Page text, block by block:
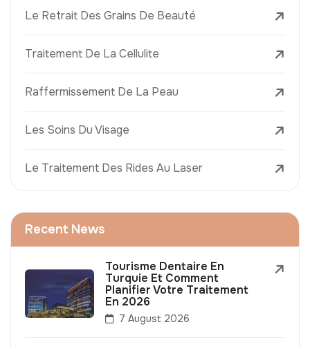
Le Retrait Des Grains De Beauté
Traitement De La Cellulite
Raffermissement De La Peau
Les Soins Du Visage
Le Traitement Des Rides Au Laser
Recent News
Tourisme Dentaire En
Turquie Et Comment
Planifier Votre Traitement
En 2026
7 August 2026